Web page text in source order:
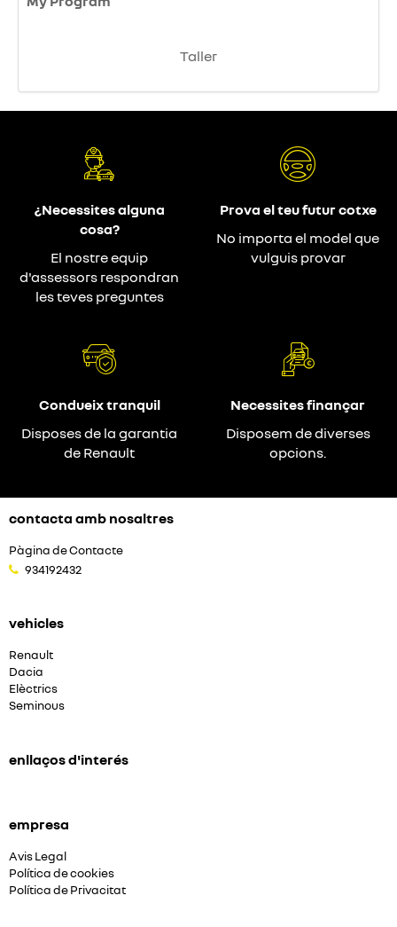
Taller
¿Necessites alguna
cosa?
El nostre equip
d'assessors respondran
les teves preguntes
Prova el teu futur cotxe
No importa el model que
vulguis provar
Condueix tranquil
Disposes de la garantia
de Renault
Necessites finançar
Disposem de diverses
opcions.
contacta amb nosaltres
Pàgina de Contacte
934192432
vehicles
Renault
Dacia
Elèctrics
Seminous
enllaços d'interés
empresa
Avis Legal
Política de cookies
Política de Privacitat